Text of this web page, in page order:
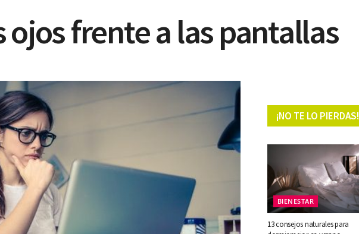
frente a las pantallas
¡NO TE LO PIERDAS!
BIENESTAR
13 consejos naturales para